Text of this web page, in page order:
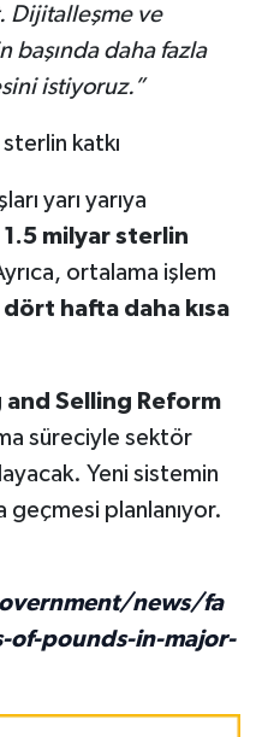
Dijitalleşme ve
başında daha fazla
istiyoruz.”
katkı
yarı yarıya
1.5 milyar sterlin
ortalama işlem
dört hafta daha kısa
and Selling Reform
süreciyle sektör
Yeni sistemin
geçmesi planlanıyor.
news/fa
of-pounds-in-major-